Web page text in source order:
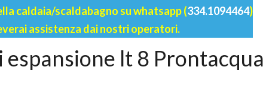
caldaia/scaldabagno su whatsapp (334.1094464)
assistenza dai nostri operatori.
espansione lt 8 Prontacqua